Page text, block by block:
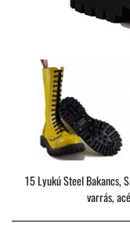
15 Lyukú Steel Bakancs,
varrás,